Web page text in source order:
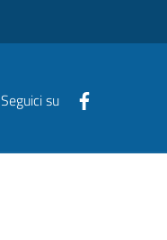
Seguici su